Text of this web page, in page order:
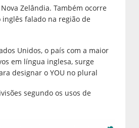
Zelândia. Também ocorre
falado na região de
Unidos, o país com a maior
em língua inglesa, surge
designar o YOU no plural
segundo os usos de